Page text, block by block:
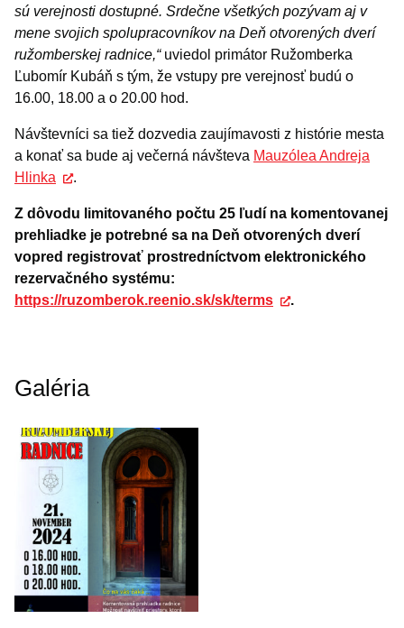
sú verejnosti dostupné. Srdečne všetkých pozývam aj v
mene svojich spolupracovníkov na Deň otvorených dverí
ružomberskej radnice,“uviedol primátor Ružomberka
Ľubomír Kubáň s tým, že vstupy pre verejnosť budú o
16.00, 18.00 a o 20.00 hod.
Návštevníci sa tiež dozvedia zaujímavosti z histórie mesta
a konať sa bude aj večerná návšteva Mauzólea Andreja
Hlinka
.
Z dôvodu limitovaného počtu 25 ľudí na komentovanej
prehliadke je potrebné sa na Deň otvorených dverí
vopred registrovať prostredníctvom elektronického
rezervačného systému:
https://ruzomberok.reenio.sk/sk/terms
.
Galéria